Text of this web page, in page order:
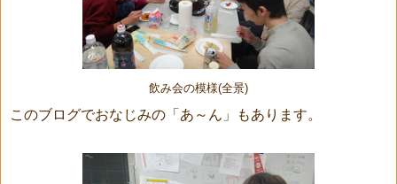
飲み会の模様(全景)
このブログでおなじみの「あ～ん」もあります。